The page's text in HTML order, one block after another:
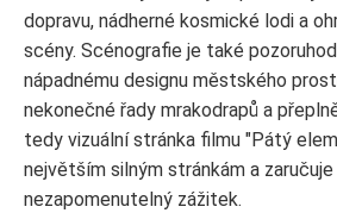
dopravu, nádherné kosmické lodi a
scény. Scénografie je také
nápadnému designu městského
nekonečné řady mrakodrapů a
tedy vizuální stránka filmu "Pátý
největším silným stránkám a
nezapomenutelný zážitek.